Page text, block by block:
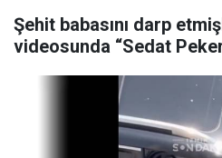
Şehit babasını darp
videosunda “Sedat